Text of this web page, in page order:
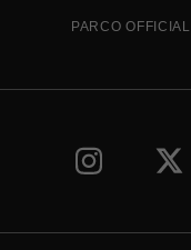
PARCO OFFICIAL